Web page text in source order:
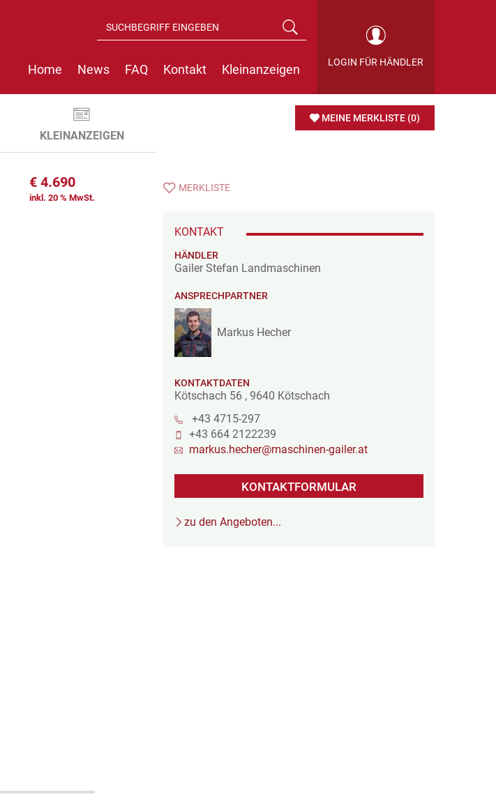
LOGIN FÜR HÄNDLER
Home News FAQ Kontakt Kleinanzeigen
MEINE MERKLISTE (0)
KLEINANZEIGEN
€ 4.690
inkl. 20 % MwSt.
MERKLISTE
KONTAKT
HÄNDLER
Gailer Stefan Landmaschinen
ANSPRECHPARTNER
Markus Hecher
KONTAKTDATEN
Kötschach 56 , 9640 Kötschach
+43 4715-297
+43 664 2122239
markus.hecher@maschinen-gailer.at
KONTAKTFORMULAR
zu den Angeboten...